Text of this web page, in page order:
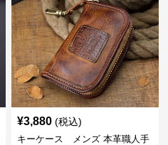
¥3,880 (税込)
キーケース メンズ 本革職人手